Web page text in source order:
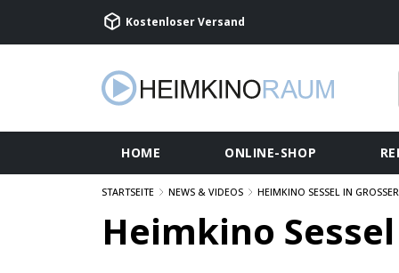
Kostenloser Versand
HOME ONLINE-SHOP
STARTSEITE NEWS & VIDEOS HEIMKINO SESSEL IN
Heimkino